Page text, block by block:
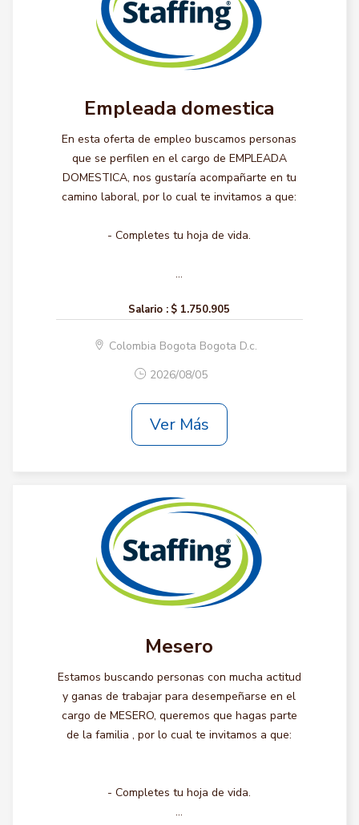
Empleada domestica
En esta oferta de empleo buscamos personas
que se perfilen en el cargo de EMPLEADA
DOMESTICA, nos gustaría acompañarte en tu
camino laboral, por lo cual te invitamos a que:
- Completes tu hoja de vida.
...
Salario : $ 1.750.905
Colombia Bogota Bogota D.c.
2026/08/05
Ver Más
Mesero
Estamos buscando personas con mucha actitud
y ganas de trabajar para desempeñarse en el
cargo de MESERO, queremos que hagas parte
de la familia , por lo cual te invitamos a que:
- Completes tu hoja de vida.
...